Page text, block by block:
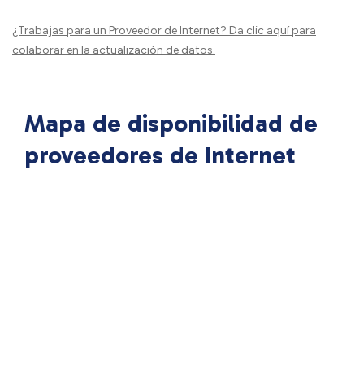
¿Trabajas para un Proveedor de Internet? Da clic aquípara
colaborar en la actualización de datos.
Mapa de disponibilidad de
proveedores de Internet